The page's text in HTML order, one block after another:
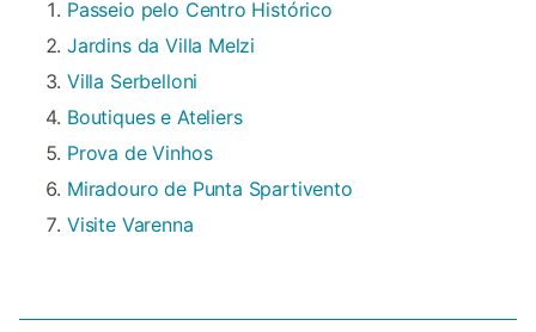
Passeio pelo Centro Histórico
Jardins da Villa Melzi
Villa Serbelloni
Boutiques e Ateliers
Prova de Vinhos
Miradouro de Punta Spartivento
Visite Varenna